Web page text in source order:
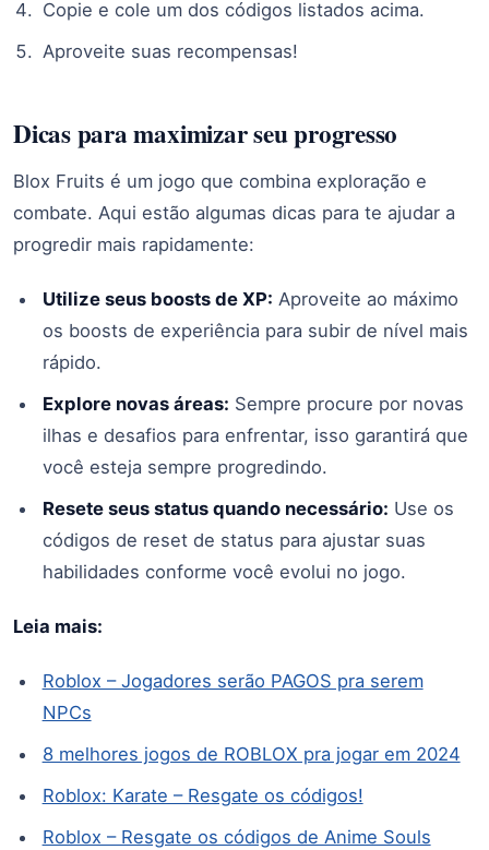
Copie e cole um dos códigos listados acima.
Aproveite suas recompensas!
Dicas para maximizar seu progresso
Blox Fruits é um jogo que combina exploração e
combate. Aqui estão algumas dicas para te ajudar a
progredir mais rapidamente:
Utilize seus boosts de XP: Aproveite ao máximo
os boosts de experiência para subir de nível mais
rápido.
Explore novas áreas: Sempre procure por novas
ilhas e desafios para enfrentar, isso garantirá que
você esteja sempre progredindo.
Resete seus status quando necessário: Use os
códigos de reset de status para ajustar suas
habilidades conforme você evolui no jogo.
Leia mais:
Roblox – Jogadores serão PAGOS pra serem
NPCs
8 melhores jogos de ROBLOX pra jogar em 2024
Roblox: Karate – Resgate os códigos!
Roblox – Resgate os códigos de Anime Souls